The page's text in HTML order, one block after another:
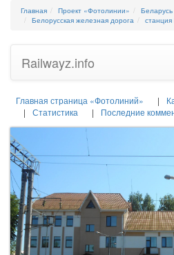
Главная Проект «Фотолинии»
Белорусская железная дорога
Railwayz.info
Главная страница «Фотолиний»
Статистика
Последние